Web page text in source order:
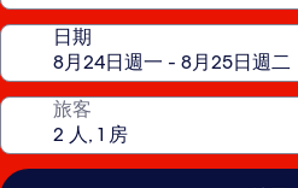
日期
旅客